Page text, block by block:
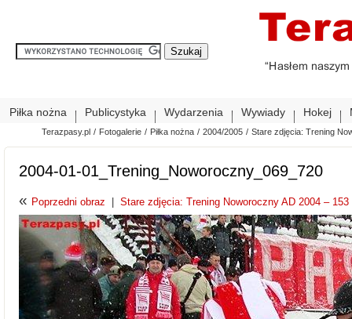
Piłka nożna Publicystyka Wydarzenia Wywiady Hokej
Terazpasy.pl / Fotogalerie / Piłka nożna / 2004/2005 / Stare zdjęcia: Trening
2004-01-01_Trening_Noworoczny_069_720
« Poprzedni obraz Stare zdjęcia: Trening Noworoczny AD 2004 –